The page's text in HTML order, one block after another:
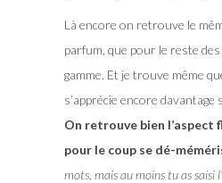
Là encore on retrouve le
parfum, que pour le reste
gamme. Et je trouve même
s’apprécie encore davantage
On retrouve bien l’aspect
pour le coup se dé-
mots, mais au moins tu as saisi